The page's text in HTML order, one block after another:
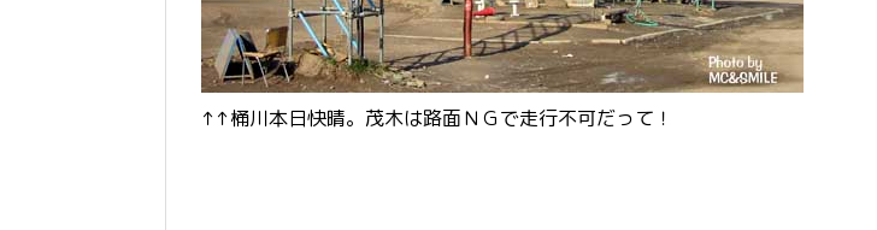
↑↑桶川本日快晴。茂木は路面ＮＧで走行不可だって！